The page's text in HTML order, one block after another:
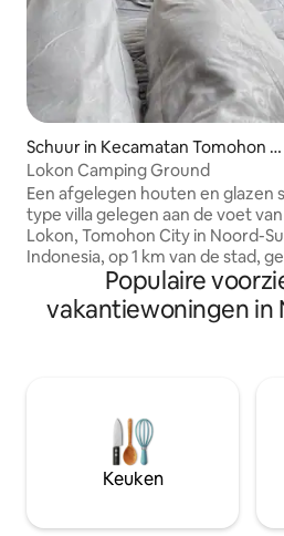
Schuur in Kecamatan Tomohon U
tara
Lokon Camping Ground
Een afgelegen houten en glazen
type villa gelegen aan de voet
Lokon, Tomohon City in Noord-
Indonesia, op 1 km van de stad,
voor reizigers en backpackers
natuur zoeken als hun
"Het grote plezier is,
openheid van de natuur 's nachts!!! Het
is een uniek uitzicht op Mt. Lokon
ons een stemming geeft die het
en een chill verblijf verheft "
Populaire
vakantiewoningen in
Keuken